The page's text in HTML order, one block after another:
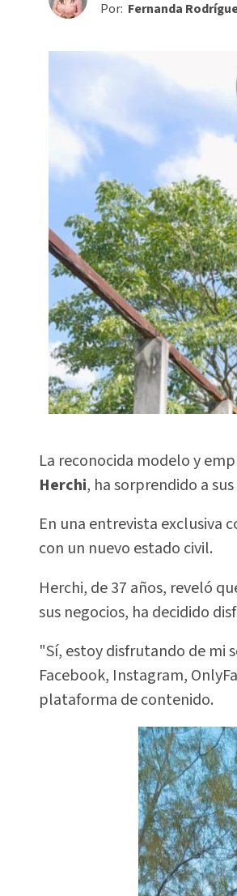
Por: Fernanda
La reconocida modelo y
Herchi, ha sorprendido a
En una entrevista exclusiva
con un nuevo estado civil.
Herchi, de 37 años, reveló
sus negocios, ha decidido
"Sí, estoy disfrutando de mi
Facebook, Instagram,
plataforma de contenido.